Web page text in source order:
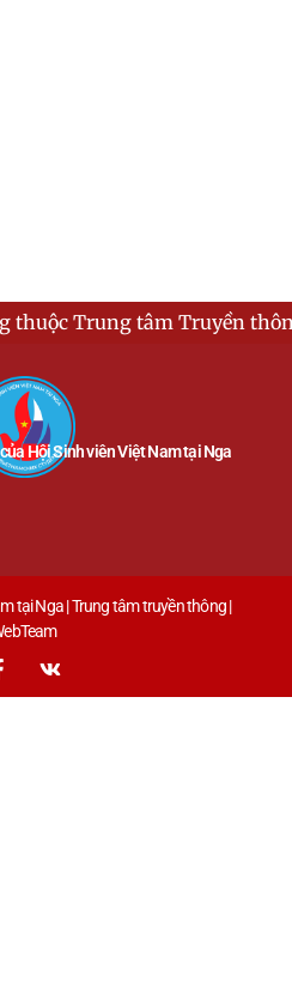
Trung tâm Truyền thông -
Hội Sinh viên Việt Nam tại Nga
tại Nga | Trung tâm truyền thông |